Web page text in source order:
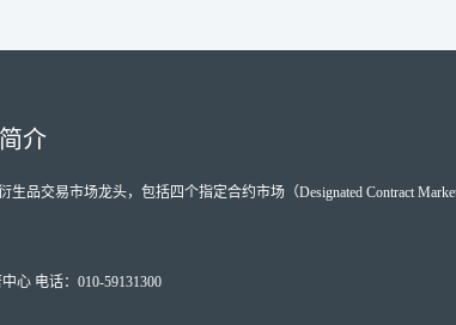
简介
生品交易市场龙头，包括四个指定合约市场（Designated Contract
心 电话：010-59131300